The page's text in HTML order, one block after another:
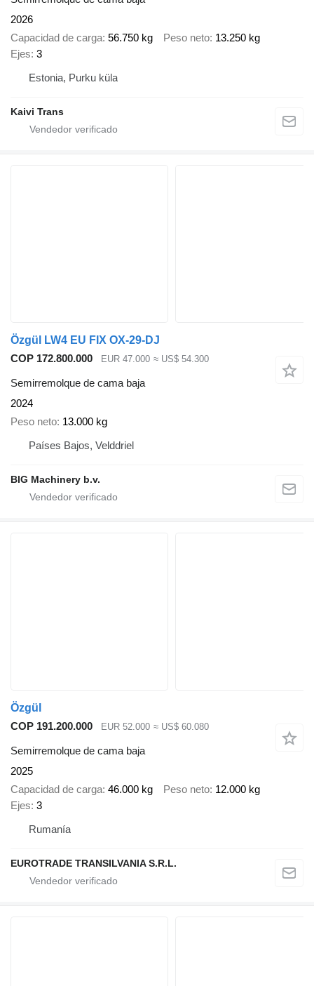
2026
Capacidad de carga 56.750 kg Peso neto 13.250 kg
Ejes 3
Estonia, Purku küla
Kaivi Trans
Özgül LW4 EU FIX OX-29-DJ
COP 172.800.000
EUR 47.000 ≈ US$ 54.300
Semirremolque de cama baja
2024
Peso neto 13.000 kg
Países Bajos, Velddriel
BIG Machinery b.v.
Özgül
COP 191.200.000
EUR 52.000 ≈ US$ 60.080
Semirremolque de cama baja
2025
Capacidad de carga 46.000 kg Peso neto 12.000 kg
Ejes 3
Rumanía
EUROTRADE TRANSILVANIA S.R.L.